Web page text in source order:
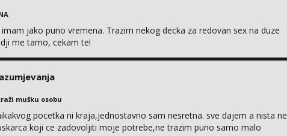
jako puno vremena. Trazim nekog decka za redovan sex na duze
me tamo, cekam te!
mušku osobu
pocetka ni kraja,jednostavno sam nesretna. sve dajem a nista ne
koji ce zadovoljiti moje potrebe,ne trazim puno samo malo